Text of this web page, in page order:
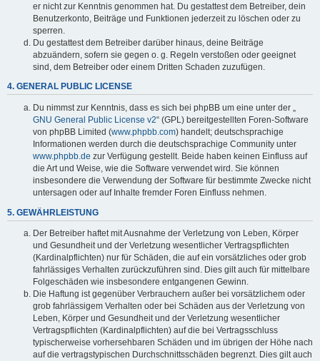
er nicht zur Kenntnis genommen hat. Du gestattest dem Betreiber, dein
Benutzerkonto, Beiträge und Funktionen jederzeit zu löschen oder zu
sperren.
Du gestattest dem Betreiber darüber hinaus, deine Beiträge
abzuändern, sofern sie gegen o. g. Regeln verstoßen oder geeignet
sind, dem Betreiber oder einem Dritten Schaden zuzufügen.
4. GENERAL PUBLIC LICENSE
Du nimmst zur Kenntnis, dass es sich bei phpBB um eine unter der „
GNU General Public License v2“ (GPL) bereitgestellten Foren-Software
von phpBB Limited (www.phpbb.com) handelt; deutschsprachige
Informationen werden durch die deutschsprachige Community unter
www.phpbb.de zur Verfügung gestellt. Beide haben keinen Einfluss auf
die Art und Weise, wie die Software verwendet wird. Sie können
insbesondere die Verwendung der Software für bestimmte Zwecke nicht
untersagen oder auf Inhalte fremder Foren Einfluss nehmen.
5. GEWÄHRLEISTUNG
Der Betreiber haftet mit Ausnahme der Verletzung von Leben, Körper
und Gesundheit und der Verletzung wesentlicher Vertragspflichten
(Kardinalpflichten) nur für Schäden, die auf ein vorsätzliches oder grob
fahrlässiges Verhalten zurückzuführen sind. Dies gilt auch für mittelbare
Folgeschäden wie insbesondere entgangenen Gewinn.
Die Haftung ist gegenüber Verbrauchern außer bei vorsätzlichem oder
grob fahrlässigem Verhalten oder bei Schäden aus der Verletzung von
Leben, Körper und Gesundheit und der Verletzung wesentlicher
Vertragspflichten (Kardinalpflichten) auf die bei Vertragsschluss
typischerweise vorhersehbaren Schäden und im übrigen der Höhe nach
auf die vertragstypischen Durchschnittsschäden begrenzt. Dies gilt auch